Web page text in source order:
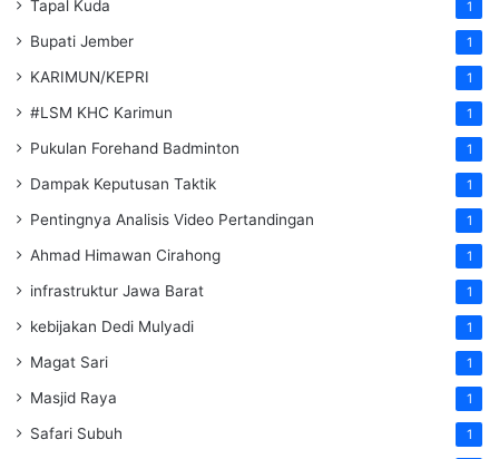
Tapal Kuda 1
Bupati Jember 1
KARIMUN/KEPRI 1
#LSM KHC Karimun 1
Pukulan Forehand Badminton 1
Dampak Keputusan Taktik 1
Pentingnya Analisis Video Pertandingan 1
Ahmad Himawan Cirahong 1
infrastruktur Jawa Barat 1
kebijakan Dedi Mulyadi 1
Magat Sari 1
Masjid Raya 1
Safari Subuh 1